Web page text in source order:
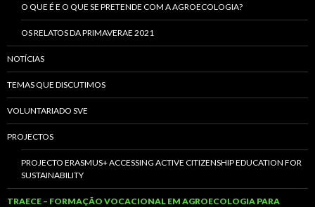
O QUE É E O QUE SE PRETENDE COM A AGROECOLOGIA?
OS RELATOS DA PRIMAVERAE 2021
NOTÍCIAS
TEMAS QUE DISCUTIMOS
VOLUNTARIADO SVE
PROJECTOS
PROJECTO ERASMUS+ ACCESSING ACTIVE CITIZENSHIP EDUCATION FOR
SUSTAINABILITY
TRAECE – FORMAÇÃO VOCACIONAL EM AGROECOLOGIA PARA